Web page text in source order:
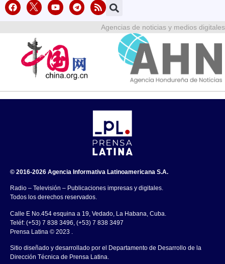
Agencias de noticias y medios digitales
© 2016-2026 Agencia Informativa Latinoamericana S.A.
Radio – Televisión – Publicaciones impresas y digitales.
Todos los derechos reservados.
Calle E No.454 esquina a 19, Vedado, La Habana, Cuba.
Teléf: (+53) 7 838 3496, (+53) 7 838 3497
Prensa Latina © 2023 .
Sitio diseñado y desarrollado por el Departamento de Desarrollo de la
Dirección Técnica de Prensa Latina.